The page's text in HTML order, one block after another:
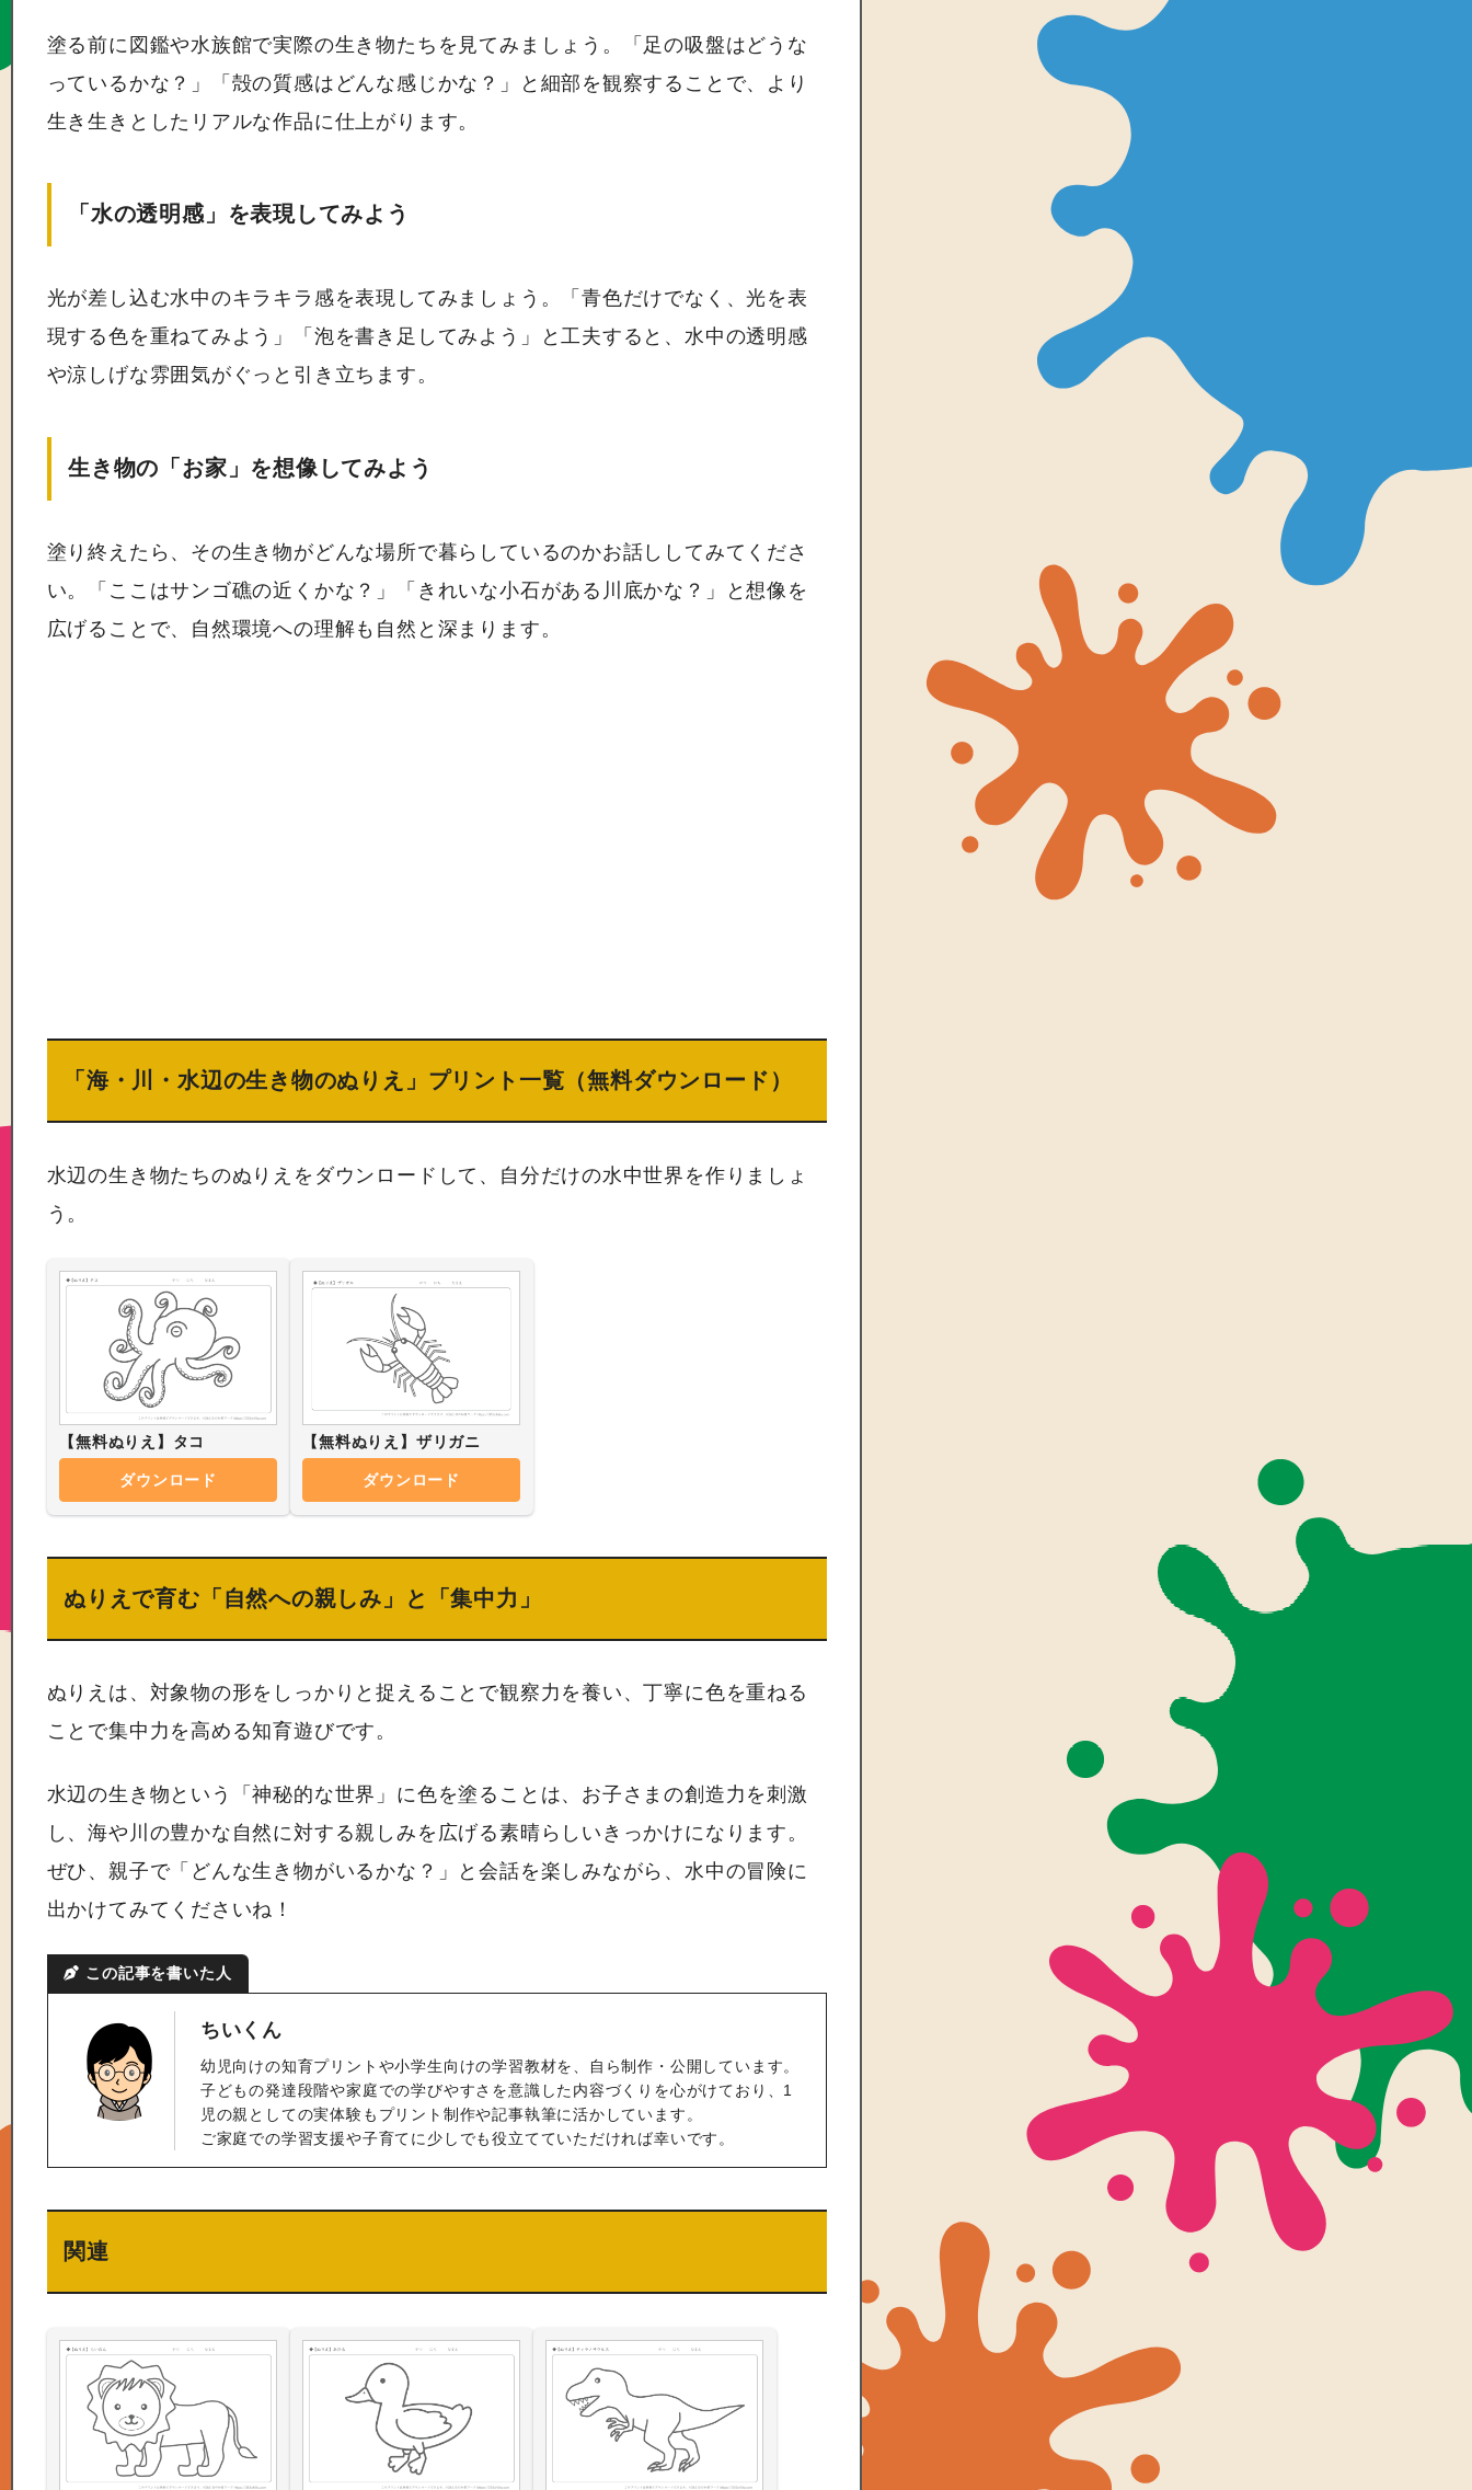
塗る前に図鑑や水族館で実際の生き物たちを見てみましょう。「足の吸盤はどうな
っているかな？」「殻の質感はどんな感じかな？」と細部を観察することで、より
生き生きとしたリアルな作品に仕上がります。
「水の透明感」を表現してみよう
光が差し込む水中のキラキラ感を表現してみましょう。「青色だけでなく、光を表
現する色を重ねてみよう」「泡を書き足してみよう」と工夫すると、水中の透明感
や涼しげな雰囲気がぐっと引き立ちます。
生き物の「お家」を想像してみよう
塗り終えたら、その生き物がどんな場所で暮らしているのかお話ししてみてくださ
い。「ここはサンゴ礁の近くかな？」「きれいな小石がある川底かな？」と想像を
広げることで、自然環境への理解も自然と深まります。
「海・川・水辺の生き物のぬりえ」プリント一覧（無料ダウンロード）
水辺の生き物たちのぬりえをダウンロードして、自分だけの水中世界を作りましょ
う。
【無料ぬりえ】タコ
ダウンロード
【無料ぬりえ】ザリガニ
ダウンロード
ぬりえで育む「自然への親しみ」と「集中力」
ぬりえは、対象物の形をしっかりと捉えることで観察力を養い、丁寧に色を重ねる
ことで集中力を高める知育遊びです。
水辺の生き物という「神秘的な世界」に色を塗ることは、お子さまの創造力を刺激
し、海や川の豊かな自然に対する親しみを広げる素晴らしいきっかけになります。
ぜひ、親子で「どんな生き物がいるかな？」と会話を楽しみながら、水中の冒険に
出かけてみてくださいね！
この記事を書いた人
ちいくん
幼児向けの知育プリントや小学生向けの学習教材を、自ら制作・公開しています。
子どもの発達段階や家庭での学びやすさを意識した内容づくりを心がけており、1
児の親としての実体験もプリント制作や記事執筆に活かしています。
ご家庭での学習支援や子育てに少しでも役立てていただければ幸いです。
関連